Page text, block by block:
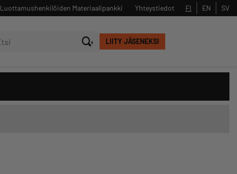
Yhteystiedot
Luottamushenkilöiden Materiaalipankki FI EN SV
LIITY JÄSENEKSI
Sulje